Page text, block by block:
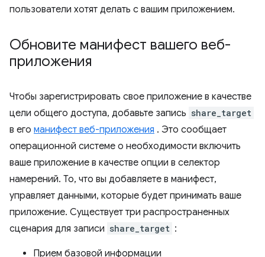
пользователи хотят делать с вашим приложением.
Обновите манифест вашего веб-
приложения
Чтобы зарегистрировать свое приложение в качестве
цели общего доступа, добавьте запись share_target
в его манифест веб-приложения . Это сообщает
операционной системе о необходимости включить
ваше приложение в качестве опции в селектор
намерений. То, что вы добавляете в манифест,
управляет данными, которые будет принимать ваше
приложение. Существует три распространенных
сценария для записи share_target :
Прием базовой информации